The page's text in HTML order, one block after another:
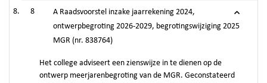
8
A Raadsvoorstel inzake jaarrekening 2024,
ontwerpbegroting 2026-2029, begrotingswijziging 2025
MGR (nr. 838764)
Het college adviseert een zienswijze in te dienen op de
ontwerp meerjarenbegroting van de MGR. Geconstateerd